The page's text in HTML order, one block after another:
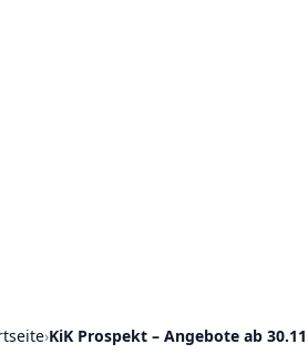
›KiK Prospekt – Angebote ab